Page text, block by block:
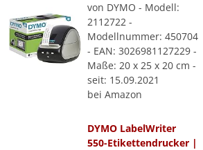
von DYMO - Modell:
2112722 -
Modellnummer: 450704
- EAN: 3026981127229 -
Maße: 20 x 25 x 20 cm -
seit: 15.09.2021
bei Amazon
DYMO LabelWriter
550-Etikettendrucker |